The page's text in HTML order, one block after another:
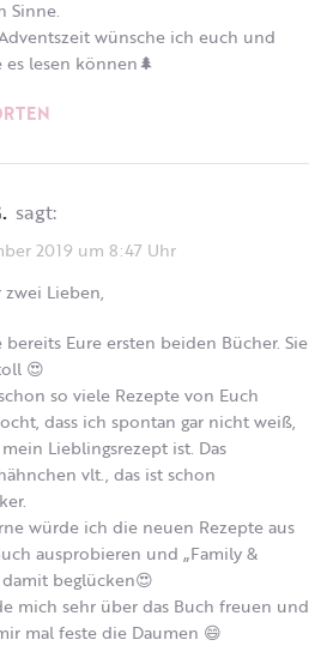
Sinne.
wünsche ich euch und
lesen können🌲
sagt:
2019 um 8:47 Uhr
Lieben,
bereits Eure ersten beiden Bücher. Sie
😍
so viele Rezepte von Euch
dass ich spontan gar nicht weiß,
Lieblingsrezept ist. Das
vlt., das ist schon
würde ich die neuen Rezepte aus
ausprobieren und „Family &
damit beglücken😍
mich sehr über das Buch freuen und
mal feste die Daumen 😄